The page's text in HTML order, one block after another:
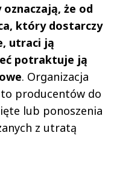
że od
który dostarczy
utraci ją
potraktuje ją
. Organizacja
producentów do
lub ponoszenia
z utratą